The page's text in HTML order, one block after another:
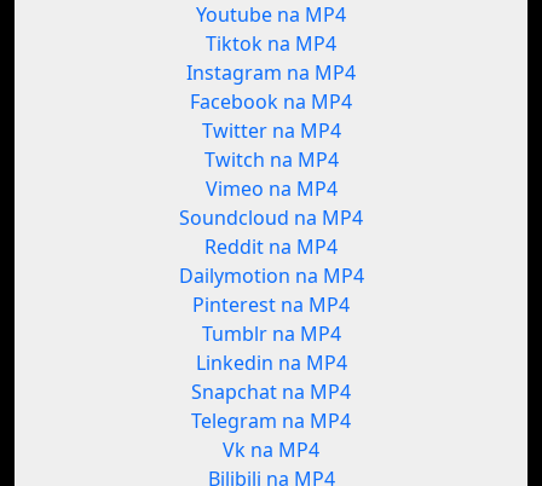
Youtube na MP4
Tiktok na MP4
Instagram na MP4
Facebook na MP4
Twitter na MP4
Twitch na MP4
Vimeo na MP4
Soundcloud na MP4
Reddit na MP4
Dailymotion na MP4
Pinterest na MP4
Tumblr na MP4
Linkedin na MP4
Snapchat na MP4
Telegram na MP4
Vk na MP4
Bilibili na MP4